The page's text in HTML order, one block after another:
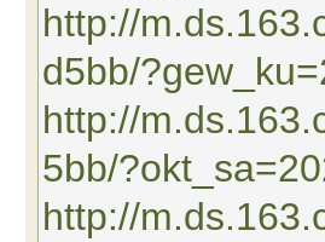
http://
d5bb/
http://
5bb/
http://